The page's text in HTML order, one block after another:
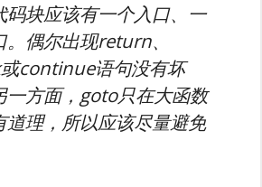
码块应该有一个入口、一
。偶尔出现return、
continue语句没有坏
一方面，goto只在大函数
道理，所以应该尽量避免